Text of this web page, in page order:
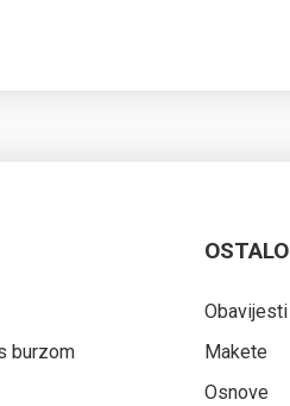
burzom
OSTALO
Obavijesti
Makete
Osnove